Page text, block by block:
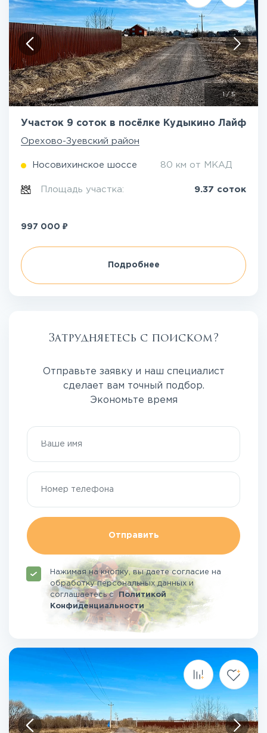
1/5
Участок 9 соток в посёлке Кудыкино Лайф
Орехово-Зуевский район
Носовихинское шоссе 80 км от МКАД
Площадь участка: 9.37 соток
997 000 ₽
Подробнее
Затрудняетесь с поиском?
Отправьте заявку и наш специалист
сделает вам точный подбор.
Экономьте время
Отправить
Нажимая на кнопку, вы даете согласие на
обработку персональных данных и
соглашаетесьсПолитикой
Конфиденциальности